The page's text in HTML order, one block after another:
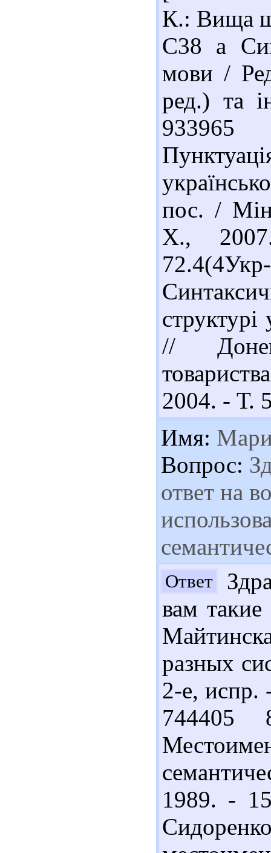
К.: Вища
С38 а
мови /
ред.) та
933965
пос. /
Х.,
структурі
//
2004. - Т.
Имя:
Вопрос:
ответ на
Ответ
вам
разных
2-е,
1989. -